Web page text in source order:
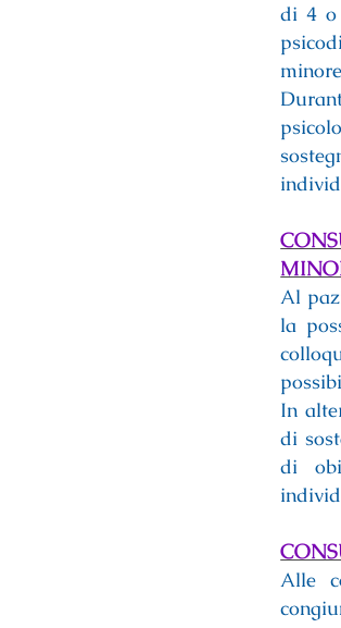
di 4 o
Al
la
In
di
di
Alle